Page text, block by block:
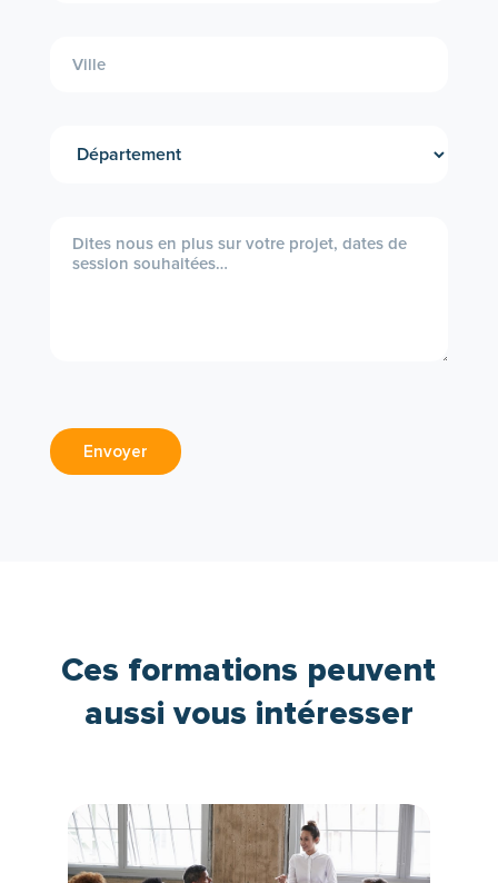
Envoyer
Ces formations peuvent
aussi vous intéresser